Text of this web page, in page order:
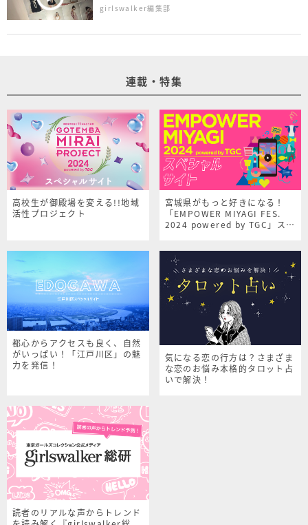
girlswalker編集部
連載・特集
高校生が御殿場を変える!!地域
活性プロジェクト
宮城県がもっと好きになる！
「EMPOWER MIYAGI FES.
2024 powered by TGC」スペ
都心からアクセスも良く、自然
がいっぱい！「江戸川区」の魅
力を発信！
気になる恋の行方は？さまざま
な恋のお悩み本格的タロット占
いで解決！
読者のリアルな声からトレンド